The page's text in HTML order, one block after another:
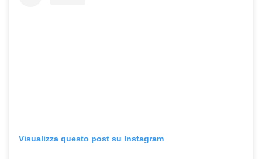
Visualizza questo post su Instagram